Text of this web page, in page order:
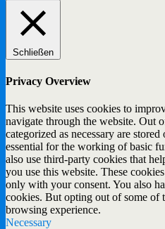
Schließen
Privacy Overview
This website uses cookies to
navigate through the website. Out
categorized as necessary are
essential for the working of basic
also use third-party cookies that
you use this website. These
only with your consent. You also
cookies. But opting out of some of
browsing experience.
Necessary